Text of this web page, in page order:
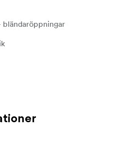
bländaröppningar